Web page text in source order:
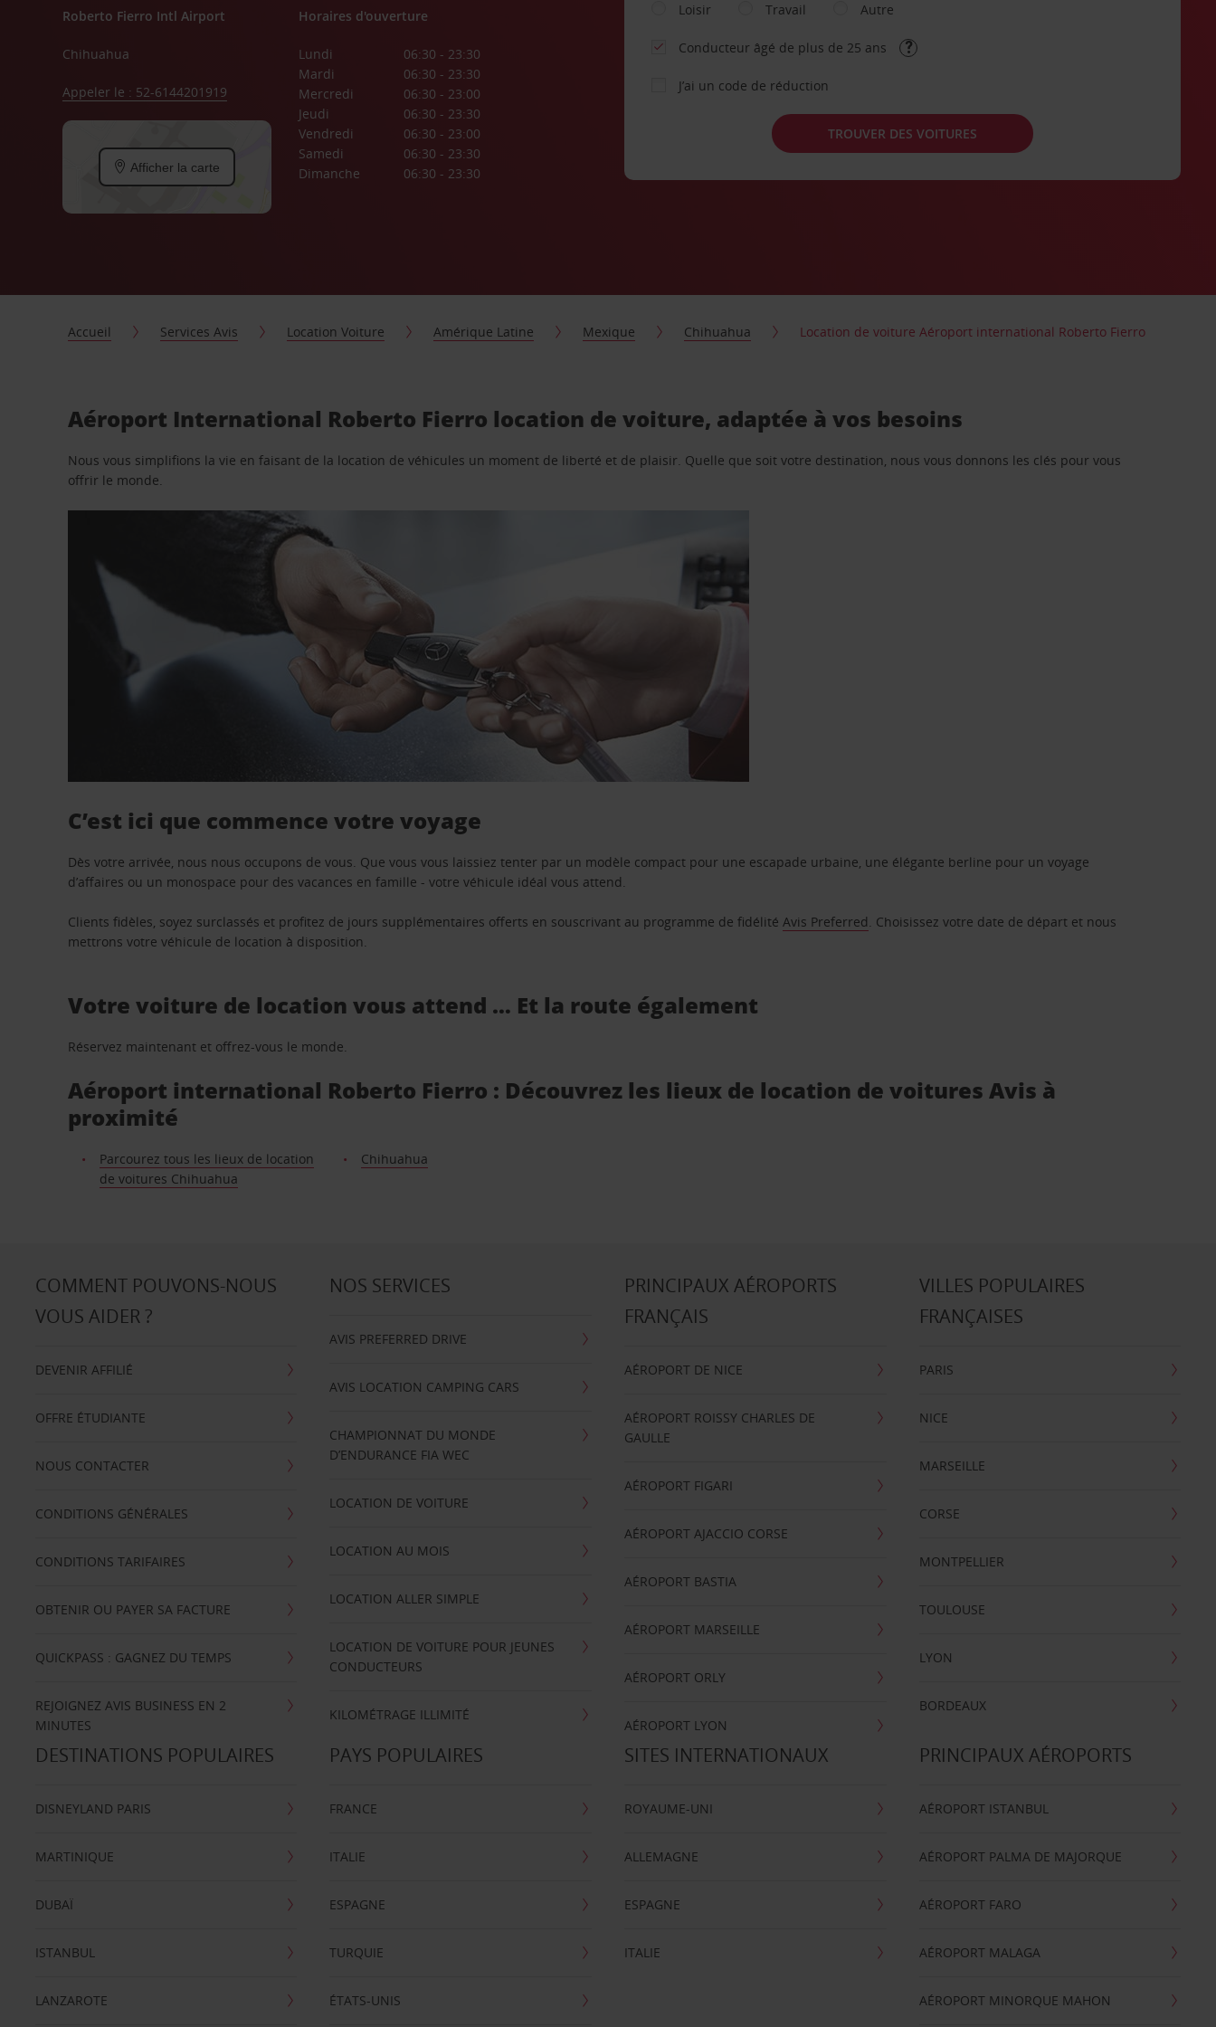
Roberto Fierro Intl Airport
Chihuahua
Appeler le : 52-6144201919
Afficher la carte
Horaires d'ouverture
Lundi
06:30 - 23:30
Mardi
06:30 - 23:30
Mercredi
06:30 - 23:00
Jeudi
06:30 - 23:30
Vendredi
06:30 - 23:00
Samedi
06:30 - 23:30
Dimanche
06:30 - 23:30
Loisir
Travail Autre
Conducteur âgé de plus de 25 ans
J’ai un code de réduction
TROUVER DES VOITURES
Accueil Services Avis Location Voiture Amérique Latine Mexique Chihuahua Location de voiture Aéroport international Roberto Fierro
Aéroport International Roberto Fierro location de voiture, adaptée à vos besoins
Nous vous simplifions la vie en faisant de la location de véhicules un moment de liberté et de plaisir. Quelle que soit votre destination, nous vous donnons les clés pour vous
offrir le monde.
C’est ici que commence votre voyage
Dès votre arrivée, nous nous occupons de vous. Que vous vous laissiez tenter par un modèle compact pour une escapade urbaine, une élégante berline pour un voyage
d’affaires ou un monospace pour des vacances en famille - votre véhicule idéal vous attend.
Clients fidèles, soyez surclassés et profitez de jours supplémentaires offerts en souscrivant au programme de fidélitéAvis Preferred. Choisissez votre date de départ et nous
mettrons votre véhicule de location à disposition.
Votre voiture de location vous attend … Et la route également
Réservez maintenant et offrez-vous le monde.
Aéroport international Roberto Fierro : Découvrez les lieux de location de voitures Avis à
proximité
Parcourez tous les lieux de location
de voitures Chihuahua
Chihuahua
COMMENT POUVONS-NOUS
VOUS AIDER ?
DEVENIR AFFILIÉ
OFFRE ÉTUDIANTE
NOUS CONTACTER
CONDITIONS GÉNÉRALES
CONDITIONS TARIFAIRES
OBTENIR OU PAYER SA FACTURE
QUICKPASS : GAGNEZ DU TEMPS
REJOIGNEZ AVIS BUSINESS EN 2
MINUTES
NOS SERVICES
AVIS PREFERRED DRIVE
AVIS LOCATION CAMPING CARS
CHAMPIONNAT DU MONDE
D’ENDURANCE FIA WEC
LOCATION DE VOITURE
LOCATION AU MOIS
LOCATION ALLER SIMPLE
LOCATION DE VOITURE POUR JEUNES
CONDUCTEURS
KILOMÉTRAGE ILLIMITÉ
PRINCIPAUX AÉROPORTS
FRANÇAIS
AÉROPORT DE NICE
AÉROPORT ROISSY CHARLES DE
GAULLE
AÉROPORT FIGARI
AÉROPORT AJACCIO CORSE
AÉROPORT BASTIA
AÉROPORT MARSEILLE
AÉROPORT ORLY
AÉROPORT LYON
VILLES POPULAIRES
FRANÇAISES
PARIS
NICE
MARSEILLE
CORSE
MONTPELLIER
TOULOUSE
LYON
BORDEAUX
DESTINATIONS POPULAIRES
DISNEYLAND PARIS
MARTINIQUE
DUBAÏ
ISTANBUL
LANZAROTE
PAYS POPULAIRES
FRANCE
ITALIE
ESPAGNE
TURQUIE
ÉTATS-UNIS
SITES INTERNATIONAUX
ROYAUME-UNI
ALLEMAGNE
ESPAGNE
ITALIE
PRINCIPAUX AÉROPORTS
AÉROPORT ISTANBUL
AÉROPORT PALMA DE MAJORQUE
AÉROPORT FARO
AÉROPORT MALAGA
AÉROPORT MINORQUE MAHON